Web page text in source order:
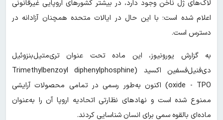
لاک‌های ژل ناخن وجود دارد، در بیشتر کشورهای اروپایی غیرقانونی
اعلام شده است؛ با این حال در ایالات متحده همچنان آزادانه در
دسترس است.
به گزارش یورونیوز، این ماده تحت عنوان تری‌متیل‌بنزوئیل
دی‌فنیل‌فسفین اکسید (Trimethylbenzoyl diphenylphosphine
oxide - TPO) اکنون به‌طور رسمی در تمامی محصولات آرایشی
ممنوع شده است و نهادهای نظارتی اتحادیه اروپا آن را به‌عنوان
ماده‌ای بالقوه سمی برای انسان شناسایی کردند.